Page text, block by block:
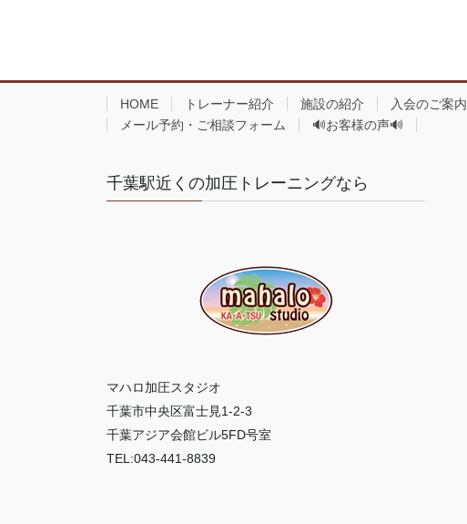
HOME トレーナー紹介 施設の紹介 入会のご案内
メール予約・ご相談フォーム
🔊お客様の声🔊
千葉駅近くの加圧トレーニングなら
マハロ加圧スタジオ
千葉市中央区富士見1-2-3
千葉アジア会館ビル5FD号室
TEL:043-441-8839